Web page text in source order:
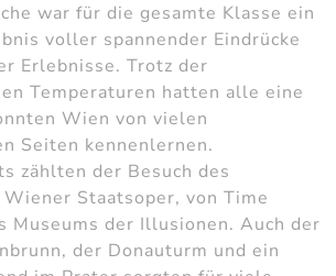
war für die gesamte Klasse ein
voller spannender Eindrücke
Erlebnisse. Trotz der
Temperaturen hatten alle eine
Wien von vielen
Seiten kennenlernen.
zählten der Besuch des
Staatsoper, von Time
Museums der Illusionen. Auch der
der Donauturm und ein